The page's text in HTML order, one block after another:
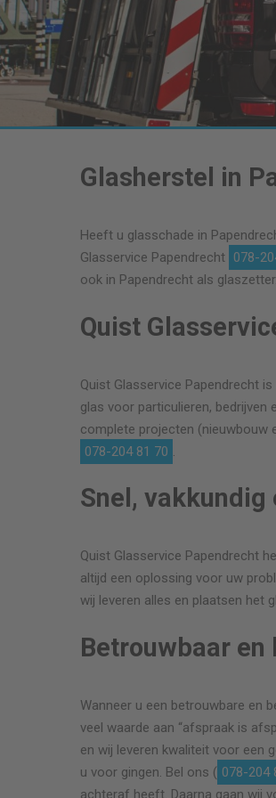
Glasherstel in
Heeft u glasschade in
Glasservice Papendrecht 078-
ook in Papendrecht als glaszetter.
Quist
Quist Glasservice Papendrecht
glas voor particulieren, bedrijven
complete projecten (nieuwbouw
078-204 81 70 .
Snel,
Quist Glasservice Papendrecht
altijd een oplossing voor uw
wij leveren alles en plaatsen het
Betrouwbaar en
Wanneer u een betrouwbare en
veel waarde aan “afspraak is
en wij leveren kwaliteit voor een
u voor gingen. Bel ons ( 078-204
achteraf heeft. Daarna gaan wij